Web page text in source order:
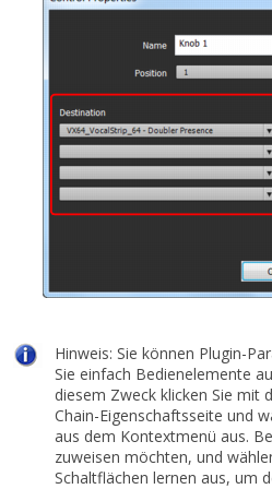
Hinweis:Sie können Plugin-
Sie einfach Bedienelemente
diesem Zweck klicken Sie mit
Chain-Eigenschaftsseite und
aus dem Kontextmenü aus.
zuweisen möchten, und
Schaltflächen lernen aus, um